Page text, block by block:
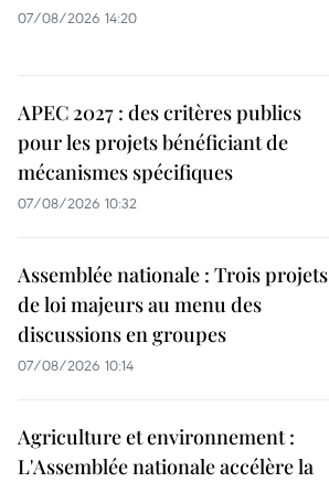
07/08/2026 14:20
APEC 2027 : des critères publics
pour les projets bénéficiant de
mécanismes spécifiques
07/08/2026 10:32
Assemblée nationale : Trois projets
de loi majeurs au menu des
discussions en groupes
07/08/2026 10:14
Agriculture et environnement :
L'Assemblée nationale accélère la